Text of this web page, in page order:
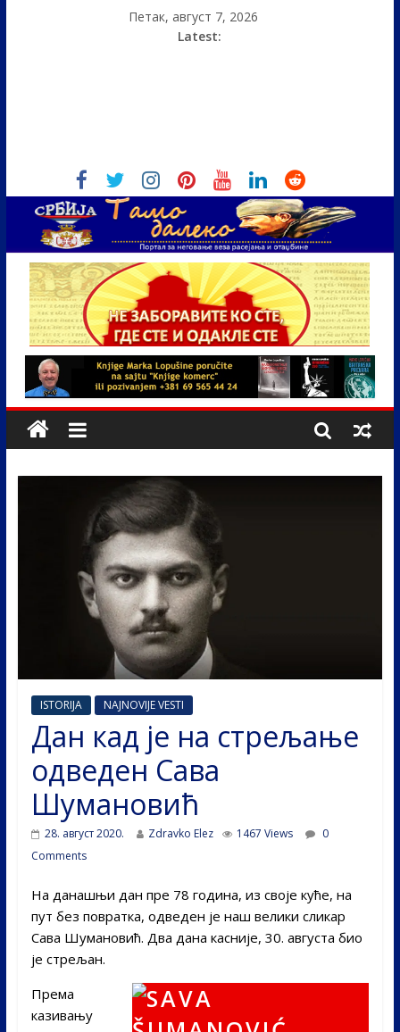
Петак, август 7, 2026
Latest:
ISTORIJA NAJNOVIJE VESTI
Дан кад је на стрељање
одведен Сава
Шумановић
28. август 2020. Zdravko Elez 1467 Views
0
Comments
На данашњи дан пре 78 година, из своје куће, на
пут без повратка, одведен је наш велики сликар
Сава Шумановић. Два дана касније, 30. августа био
је стрељан.
Према
казивању